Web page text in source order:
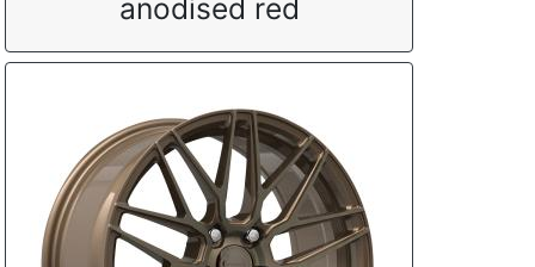
anodised red